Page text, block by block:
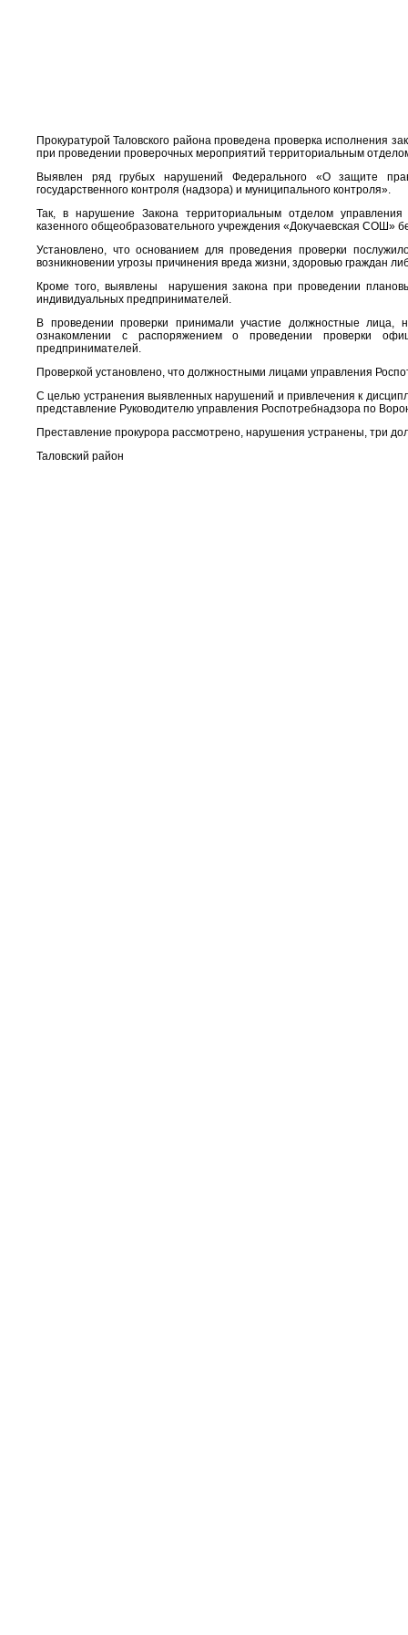
Прокуратурой Таловского района проведена проверка исполнения
при проведении проверочных мероприятий территориальным
Выявлен ряд грубых нарушений Федерального «О защите
государственного контроля (надзора) и муниципального контроля».
Так, в нарушение Закона территориальным отделом
казенного общеобразовательного учреждения «Докучаевская СОШ»
Установлено, что основанием для проведения проверки
возникновении угрозы причинения вреда жизни, здоровью граждан
Кроме того, выявлены нарушения закона при проведении
индивидуальных предпринимателей.
В проведении проверки принимали участие должностные лица,
ознакомлении с распоряжением о проведении проверки
предпринимателей.
Проверкой установлено, что должностными лицами управления
С целью устранения выявленных нарушений и привлечения к
представление Руководителю управления Роспотребнадзора по
Преставление прокурора рассмотрено, нарушения устранены, три
Таловский район